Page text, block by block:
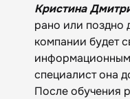
Кристина
рано или поздно
компании будет
специалист она
После обучения